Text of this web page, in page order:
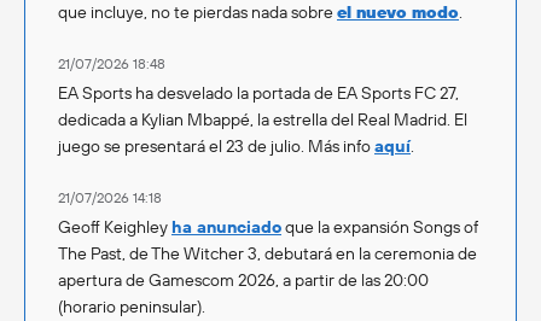
que incluye, no te pierdas nada sobreel nuevo modo.
21/07/2026 18:48
EA Sports ha desvelado la portada de EA Sports FC 27,
dedicada a Kylian Mbappé, la estrella del Real Madrid. El
juego se presentará el 23 de julio. Más infoaquí.
21/07/2026 14:18
Geoff Keighley ha anunciadoque la expansión Songs of
The Past, de The Witcher 3, debutará en la ceremonia de
apertura de Gamescom 2026, a partir de las 20:00
(horario peninsular).